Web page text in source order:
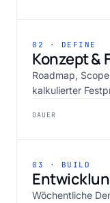
02 · DEFINE
Konzept &
Roadmap,
kalkulierter
DAUER
03 · BUILD
Wöchentliche